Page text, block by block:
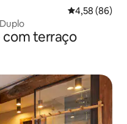
4,58 de uma
4,58 (86)
terraço